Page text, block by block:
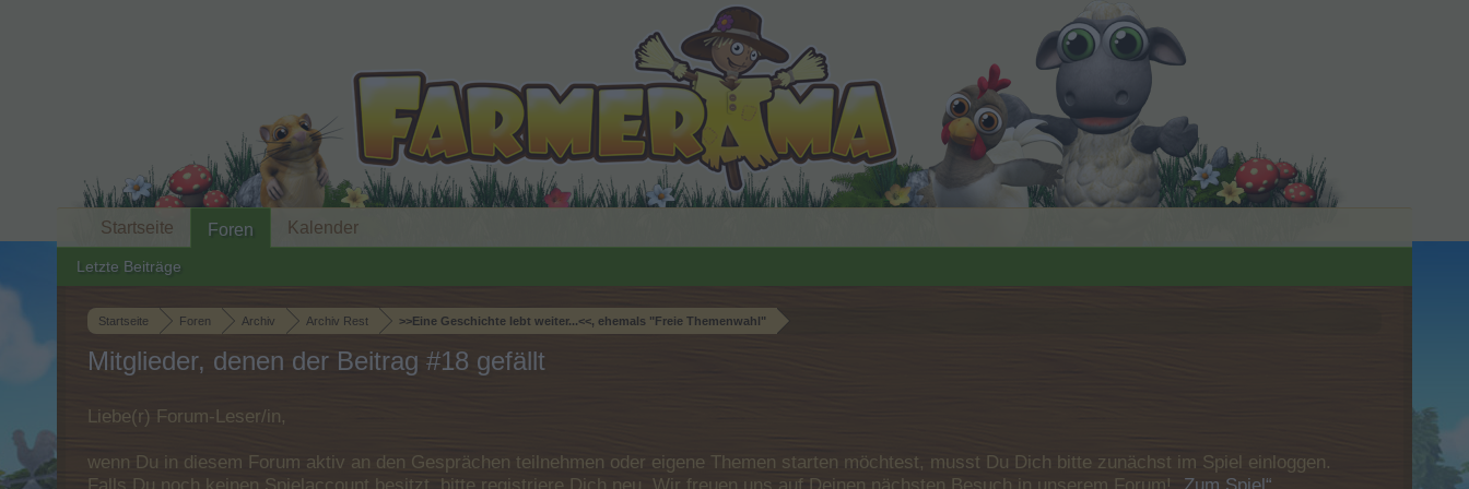
Startseite Foren Archiv Archiv Rest >>Eine Geschichte lebt weiter...<<, ehemals "Freie Themenwahl"
Mitglieder, denen der Beitrag #18 gefällt
Liebe(r) Forum-Leser/in,
wenn Du in diesem Forum aktiv an den Gesprächen teilnehmen oder eigene Themen starten möchtest, musst Du Dich bitte zunächst im Spiel einloggen.
Startseite Foren
Letzte Beiträge
Kalender